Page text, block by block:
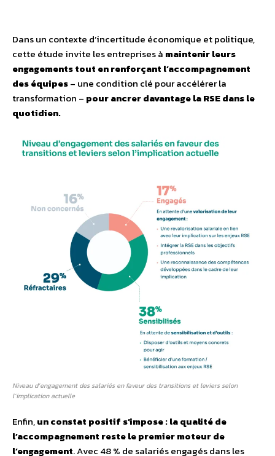
Dans un contexte d’incertitude économique et politique,
cette étude invite les entreprises à maintenir leurs
engagements tout en renforçant l’accompagnement
des équipes– une condition clé pour accélérer la
transformation – pour ancrer davantage la RSE dans le
quotidien.
Niveau d’engagement des salariés en faveur des transitions et leviers selon
l’implication actuelle
Enfin,un constat positif s’impose : la qualité de
l’accompagnement restele premier moteur de
l’engagement. Avec 48 % de salariés engagés dans les